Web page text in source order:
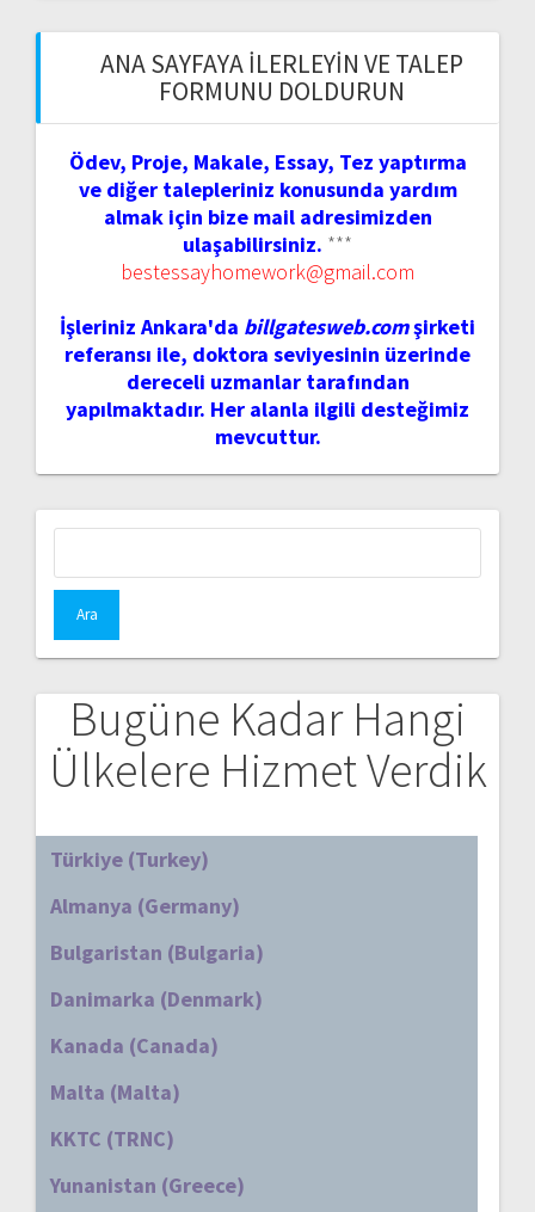
ANA SAYFAYA İLERLEYIN VE TALEP
FORMUNU DOLDURUN
Ödev, Proje, Makale, Essay, Tez yaptırma
ve diğer talepleriniz konusunda yardım
almak için bize mail adresimizden
ulaşabilirsiniz. ***
bestessayhomework@gmail.com
İşleriniz Ankara'da billgatesweb.comşirketi
referansı ile, doktora seviyesinin üzerinde
dereceli uzmanlar tarafından
yapılmaktadır. Her alanla ilgili desteğimiz
mevcuttur.
Bugüne Kadar Hangi
Ülkelere Hizmet Verdik
Türkiye (Turkey)
Almanya (Germany)
Bulgaristan (Bulgaria)
Danimarka (Denmark)
Kanada (Canada)
Malta (Malta)
KKTC (TRNC)
Yunanistan (Greece)